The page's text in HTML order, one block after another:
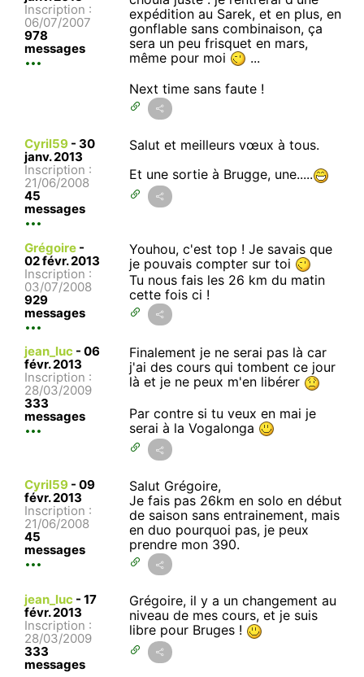
Inscription :
06/07/2007
978
messages
expédition au Sarek, et en plus, en
gonflable sans combinaison, ça
sera un peu frisquet en mars,
même pour moi
...
Next time sans faute !
Cyril59 - 30
janv. 2013
Inscription :
21/06/2008
45
messages
Salut et meilleurs vœux à tous.
Et une sortie à Brugge, une.....
Grégoire -
02 févr. 2013
Inscription :
03/07/2008
929
messages
Youhou, c'est top ! Je savais que
je pouvais compter sur toi
Tu nous fais les 26 km du matin
cette fois ci !
jean_luc - 06
févr. 2013
Inscription :
28/03/2009
333
messages
Finalement je ne serai pas là car
j'ai des cours qui tombent ce jour
là et je ne peux m'en libérer
Par contre si tu veux en mai je
serai à la Vogalonga
Cyril59 - 09
févr. 2013
Inscription :
21/06/2008
45
messages
Salut Grégoire,
Je fais pas 26km en solo en début
de saison sans entrainement, mais
en duo pourquoi pas, je peux
prendre mon 390.
jean_luc - 17
févr. 2013
Inscription :
28/03/2009
333
messages
Grégoire, il y a un changement au
niveau de mes cours, et je suis
libre pour Bruges !